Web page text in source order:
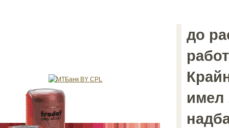
до
имел